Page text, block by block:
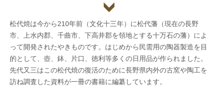
松代焼は今から210年前（文化十三年）に松代藩（現在の長野
市、上水内郡、千曲市、下高井郡を領地とする十万石の藩）によ
って開発されたやきものです。はじめから民需用の陶器製造を目
的として、壺、鉢、片口、徳利等多くの日用品が作られました。
先代又三はこの松代焼の復活のために長野県内外の古窯や陶工を
訪ね調査した資料が一冊の書籍に編纂しています。